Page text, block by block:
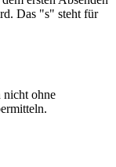
Das "s" steht für
nicht ohne